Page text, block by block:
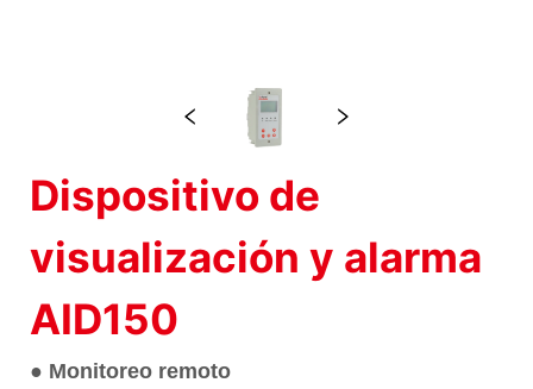
Dispositivo de
visualización y alarma
AID150